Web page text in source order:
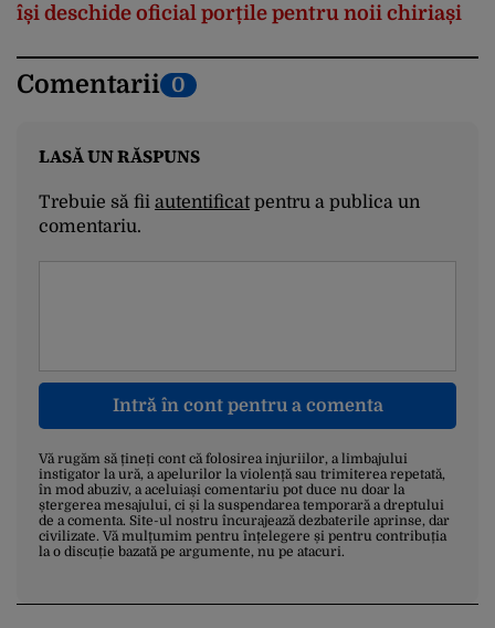
își deschide oficial porțile pentru noii chiriași
Comentarii 0
LASĂ UN RĂSPUNS
Trebuie să fii autentificatpentru a publica un
comentariu.
Intră în cont pentru a comenta
Vă rugăm să țineți cont că folosirea injuriilor, a limbajului
instigator la ură, a apelurilor la violență sau trimiterea repetată,
în mod abuziv, a aceluiași comentariu pot duce nu doar la
ștergerea mesajului, ci și la suspendarea temporară a dreptului
de a comenta. Site-ul nostru încurajează dezbaterile aprinse, dar
civilizate. Vă mulțumim pentru înțelegere și pentru contribuția
la o discuție bazată pe argumente, nu pe atacuri.